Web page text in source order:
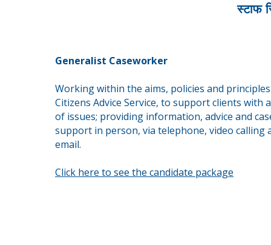
स्टाफ
Generalist Caseworker
Working within the aims, policies and
Citizens Advice Service, to support clients with
of issues; providing information, advice and
support in person, via telephone, video calling
email.
Click here to see the candidate package